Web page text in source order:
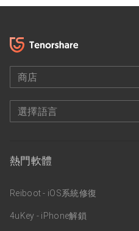
商店
選擇語言
熱門軟體
Reiboot - iOS系統修復
4uKey - iPhone解鎖